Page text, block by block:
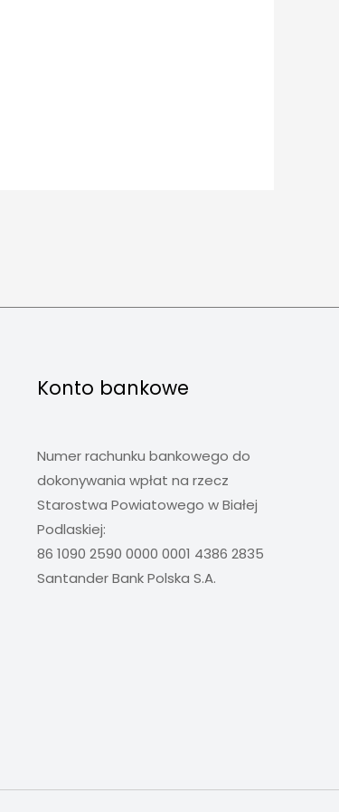
Konto bankowe
Numer rachunku bankowego do
dokonywania wpłat na rzecz
Starostwa Powiatowego w Białej
Podlaskiej:
86 1090 2590 0000 0001 4386 2835
Santander Bank Polska S.A.